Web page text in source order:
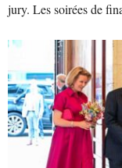
jury. Les soirées de